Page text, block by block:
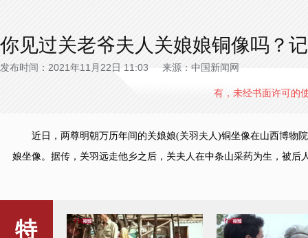
你见过关老爷夫人关娘娘铜像吗？
发布时间：2021年11月22日 11:03 来源：中国新闻网
有，未经书面许可的
近日，两尊明朝万历年间的关娘娘(关羽夫人)铜坐像在山西博物院
娘坐像。据传，关羽远走他乡之后，关夫人在中条山采药为生，被后
特